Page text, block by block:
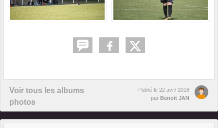
Voir tous les albums
photos
Publié le 22 avril 2018
par Benoit JAN